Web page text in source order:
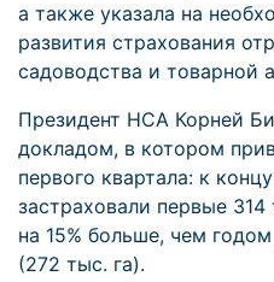
а также указала на
развития страхования
садоводства и товарной
Президент НСА Корней
докладом, в котором
первого квартала: к
застраховали первые 314
на 15% больше, чем
(272 тыс. га).